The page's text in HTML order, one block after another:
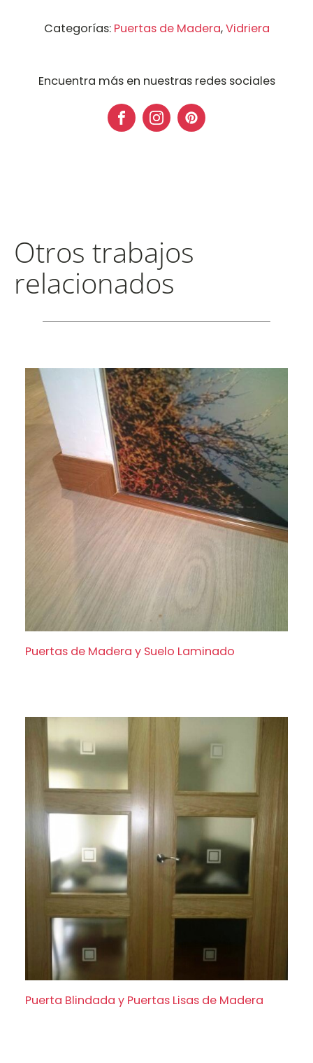
Categorías: Puertas de Madera,Vidriera
Encuentra más en nuestras redes sociales
Otros trabajos
relacionados
Puertas de Madera y Suelo Laminado
Puerta Blindada y Puertas Lisas de Madera